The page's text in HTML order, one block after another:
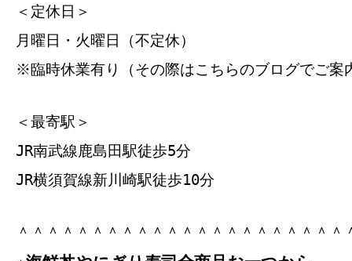
＜定休日＞
月曜日・火曜日（不定休）
※臨時休業有り（その際はこちらのブログでご案
＜最寄駅＞
JR南武線鹿島田駅徒歩5分
JR横須賀線新川崎駅徒歩10分
＾＾＾＾＾＾＾＾＾＾＾＾＾＾＾＾＾＾＾＾＾